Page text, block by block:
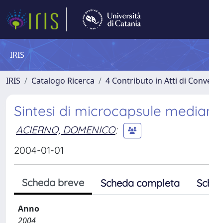
IRIS
IRIS Catalogo Ricerca 4 Contributo in Atti di
Sintesi di microcapsule
ACIERNO, DOMENICO;
2004-01-01
Scheda breve Scheda completa
Anno
2004